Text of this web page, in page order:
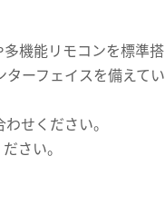
機能リモコンを標準搭
ーフェイスを備えてい
せください。
さい。